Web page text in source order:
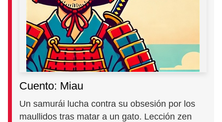
Cuento: Miau
Un samurái lucha contra su obsesión por los
maullidos tras matar a un gato. Lección zen